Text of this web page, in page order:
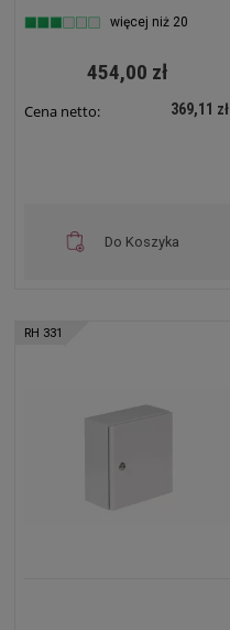
więcej niż 20
454,00 zł
Cena netto: 369,11 zł
Do Koszyka
RH 331